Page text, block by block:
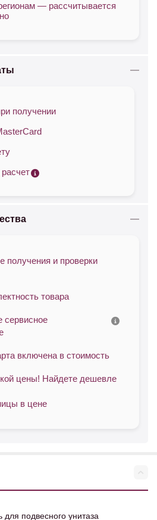
— рассчитывается
получении
получения и проверки
товара
включена в стоимость
цены! Найдете дешевле
в цене
подвесного унитаза